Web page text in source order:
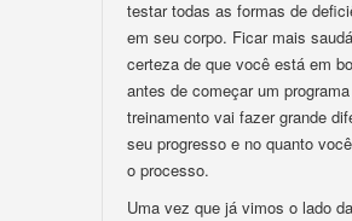
testar todas as formas de
em seu corpo. Ficar mais
certeza de que você está em
antes de começar um
treinamento vai fazer grande
seu progresso e no quanto
o processo.
Uma vez que já vimos o lado